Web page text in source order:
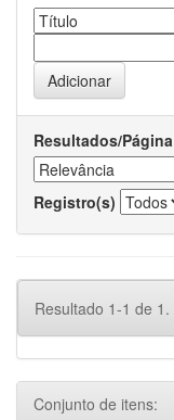
Resultados/Página
Registro(s)
Resultado 1-1 de 1.
Conjunto de itens: